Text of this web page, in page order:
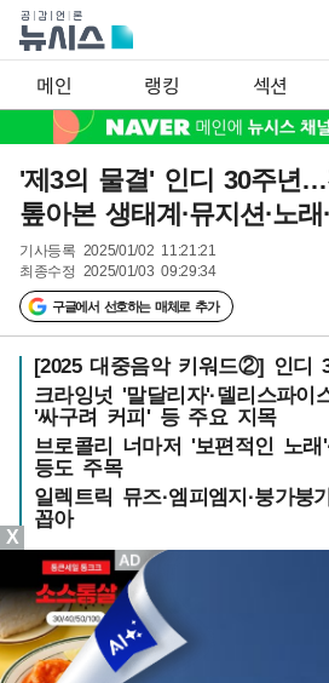
메인 랭킹 섹션
'제3의 물결' 인디 30주년…
톺아본 생태계·뮤지션·노래
기사등록 2025/01/02 11:21:21
최종수정 2025/01/03 09:29:34
구글에서 선호하는 매체로 추가
[2025 대중음악 키워드②] 인디
크라잉넛 '말달리자'·델리스파이
'싸구려 커피' 등 주요 지목
브로콜리 너마저 '보편적인 노래
등도 주목
일렉트릭 뮤즈·엠피엠지·붕가
꼽아
X